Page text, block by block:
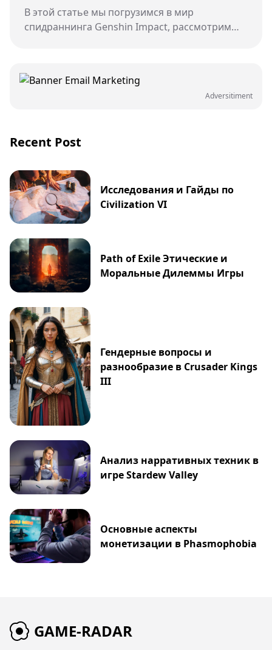
В этой статье мы погрузимся в мир
спидраннинга Genshin Impact, рассмотрим
этого сообщества. Приготовьтесь к
увлекательному путешествию, которое
откроет вам новые грани уже знакомой игры
Adversitiment
Recent Post
Исследования и Гайды по
Civilization VI
Path of Exile Этические и
Моральные Дилеммы Игры
Гендерные вопросы и
разнообразие в Crusader Kings
III
Анализ нарративных техник в
игре Stardew Valley
Основные аспекты
монетизации в Phasmophobia
GAME-RADAR